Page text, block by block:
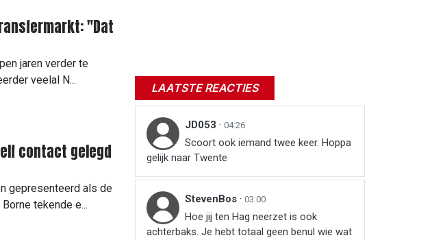
"Dat
jaren verder te
veelal N...
contact gelegd
gepresenteerd als de
tekende e...
LAATSTE REACTIES
JD053 · 04:26
Scoort ook iemand twee keer. Hoppa
gelijk naar Twente
StevenBos · 03:00
Hoe jij ten Hag neerzet is ook
achterbaks. Je hebt totaal geen benul wie wat